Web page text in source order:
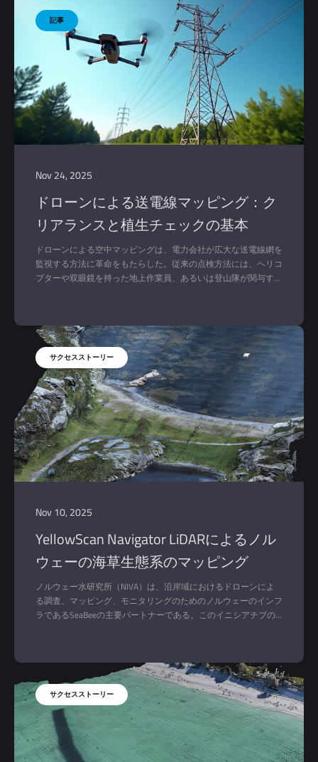
Nov 24, 2025
ドローンによる送電線マッピング：ク
リアランスと植生チェックの基本
ドローンによる空中マッピングは、電力会社が広大な送電線網を
監視する方法に革命をもたらした。従来の点検方法には、ヘリコ
プターや双眼鏡を持った地上作業員、あるいは登山隊が関与する
これらの無人航空機は、送電線や周辺の植生に関する詳細な画像
やデータを取得することができ、電力会社は停電や火災を引き起
こす前に潜在的な危険を特定することができます。
Nov 10, 2025
YellowScan Navigator LiDARによるノル
ウェーの海草生態系のマッピング
ノルウェー水研究所（NIVA）は、沿岸域におけるドローンによ
る調査、マッピング、モニタリングのためのノルウェーのインフ
ラであるSeaBeeの主要パートナーである。このイニシアチブの
影響の影響をよりよく理解することであった。